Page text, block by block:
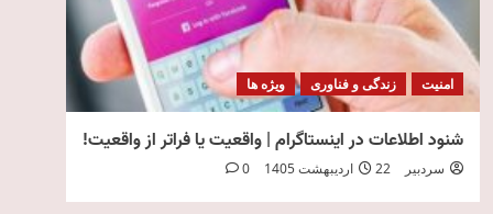
امنیت زندگی و فناوری ویژه ها
شنود اطلاعات در اینستاگرام | واقعیت یا فراتر از واقعیت!
سردبیر 22 اردیبهشت 1405 0